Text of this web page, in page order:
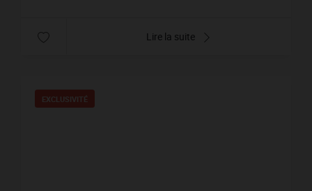
Lire la suite
EXCLUSIVITÉ